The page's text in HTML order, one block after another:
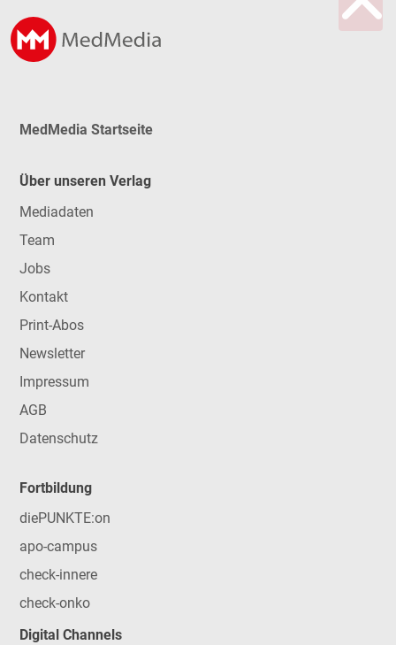
MedMedia Startseite
Über unseren Verlag
Mediadaten
Team
Jobs
Kontakt
Print-Abos
Newsletter
Impressum
AGB
Datenschutz
Fortbildung
diePUNKTE:on
apo-campus
check-innere
check-onko
Digital Channels